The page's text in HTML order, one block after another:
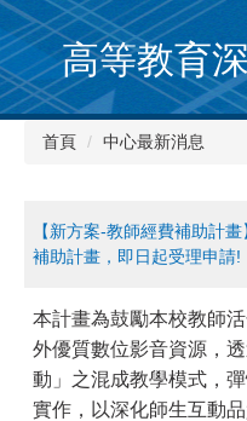
跳
到
主
要
內
高等教育
首頁 中心最新消息
【新方案-教師經費補助計
補助計畫，即日起受理申請!
本計畫為鼓勵本校教師
外優質數位影音資源，
動」之混成教學模式，
實作，以深化師生互動